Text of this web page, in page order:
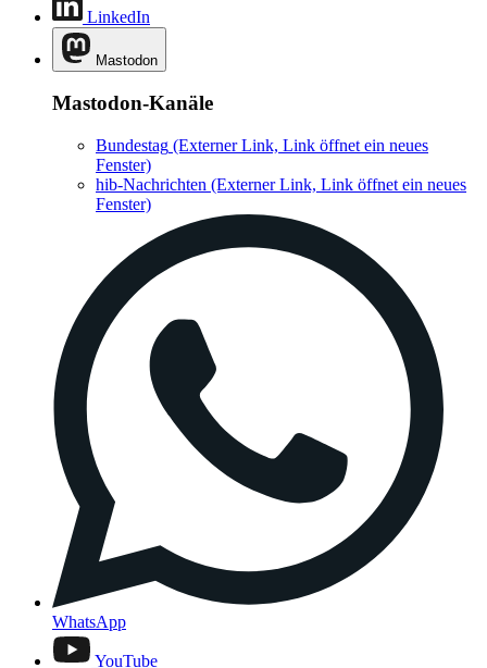
LinkedIn
Mastodon
Mastodon-Kanäle
Bundestag (Externer Link, Link öffnet ein neues
Fenster)
hib-Nachrichten (Externer Link, Link öffnet ein neues
Fenster)
WhatsApp
YouTube